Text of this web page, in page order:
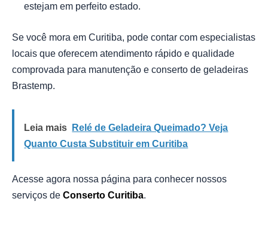
estejam em perfeito estado.
Se você mora em Curitiba, pode contar com especialistas
locais que oferecem atendimento rápido e qualidade
comprovada para manutenção e conserto de geladeiras
Brastemp.
Leia mais
Relé de Geladeira Queimado? Veja
Quanto Custa Substituir em Curitiba
Acesse agora nossa página para conhecer nossos
serviços de Conserto Curitiba.